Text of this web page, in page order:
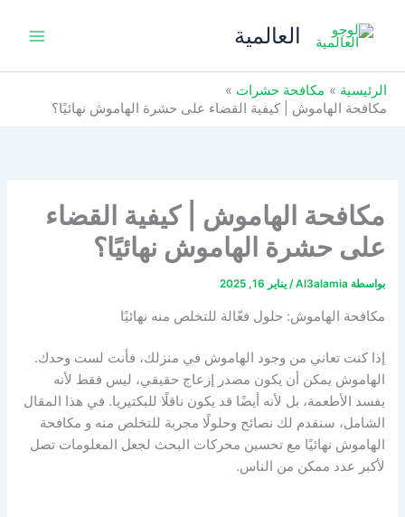
العالمية
الرئيسية
مكافحة حشرات
مكافحة الهاموش | كيفية القضاء على حشرة الهاموش نهائيًا؟
مكافحة الهاموش | كيفية القضاء
على حشرة الهاموش نهائيًا؟
بواسطة Al3alamia
/يناير 16, 2025
مكافحة الهاموش: حلول فعّالة للتخلص منه نهائيًا
إذا كنت تعاني من وجود الهاموش في منزلك، فأنت لست وحدك.
الهاموش يمكن أن يكون مصدر إزعاج حقيقي، ليس فقط لأنه
يفسد الأطعمة، بل لأنه أيضًا قد يكون ناقلًا للبكتيريا. في هذا المقال
الشامل، سنقدم لك نصائح وحلولًا مجربة للتخلص منه و مكافحة
الهاموش نهائيًا مع تحسين محركات البحث لجعل المعلومات تصل
لأكبر عدد ممكن من الناس.